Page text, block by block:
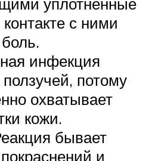
уплотненные
с ними
инфекция
потому
охватывает
кожи.
бывает
и